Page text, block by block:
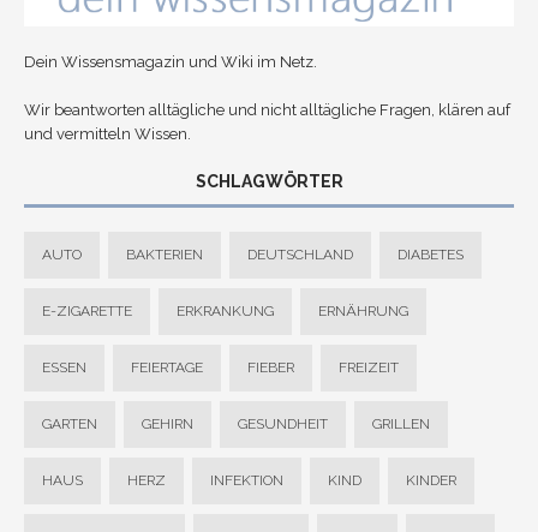
Dein Wissensmagazin und Wiki im Netz.
Wir beantworten alltägliche und nicht alltägliche Fragen, klären auf
und vermitteln Wissen.
SCHLAGWÖRTER
AUTO BAKTERIEN DEUTSCHLAND DIABETES
E-ZIGARETTE ERKRANKUNG ERNÄHRUNG
ESSEN FEIERTAGE FIEBER FREIZEIT
GARTEN GEHIRN GESUNDHEIT GRILLEN
HAUS HERZ INFEKTION KIND KINDER